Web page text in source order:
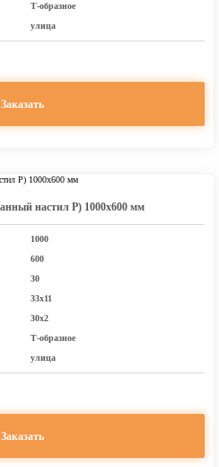
Т-образное
улица
Заказать
настил Р) 1000х600 мм
1000
600
30
33х11
30х2
Т-образное
улица
Заказать